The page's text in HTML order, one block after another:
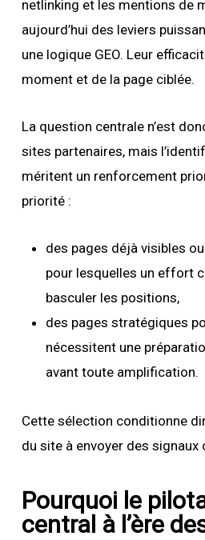
netlinking et les mentions de
aujourd’hui des leviers
une logique GEO. Leur
moment et de la page ciblée.
La question centrale n’est
sites partenaires, mais
méritent un renforcement
priorité :
des pages déjà visibles
pour lesquelles un effort
basculer les positions,
des pages stratégiques
nécessitent une
avant toute amplification.
Cette sélection conditionne
du site à envoyer des
Pourquoi le
central à l’ère